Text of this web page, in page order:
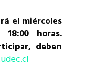
el miércoles
horas.
deben